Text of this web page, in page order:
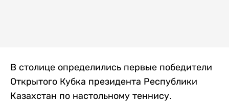
В столице определились первые победители
Открытого Кубка президента Республики
Казахстан по настольному теннису.